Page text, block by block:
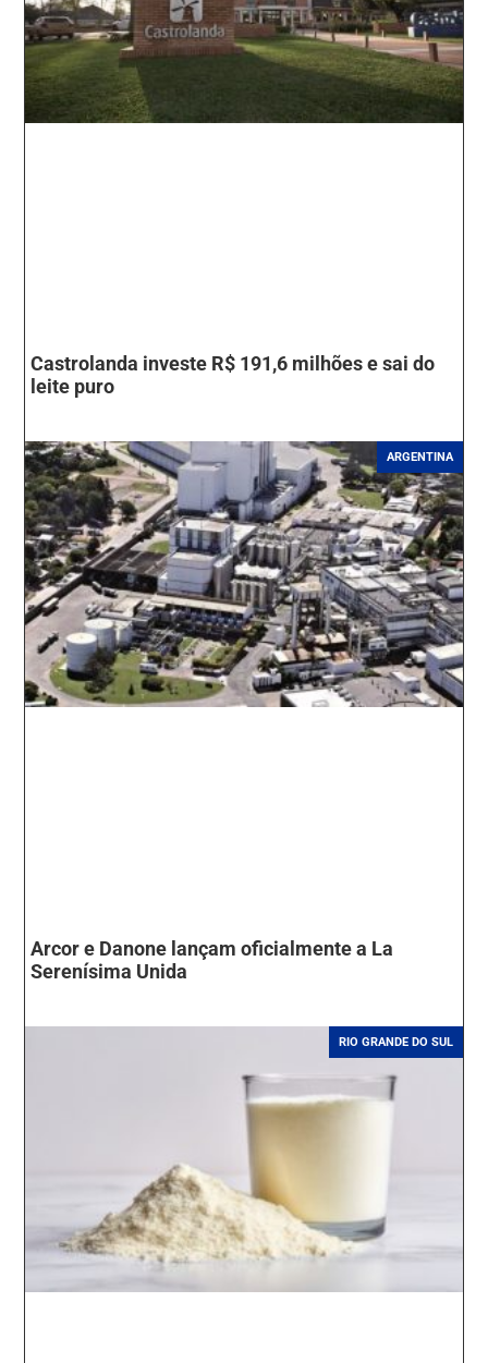
Castrolanda investe R$ 191,6 milhões e sai do
leite puro
ARGENTINA
Arcor e Danone lançam oficialmente a La
Serenísima Unida
RIO GRANDE DO SUL